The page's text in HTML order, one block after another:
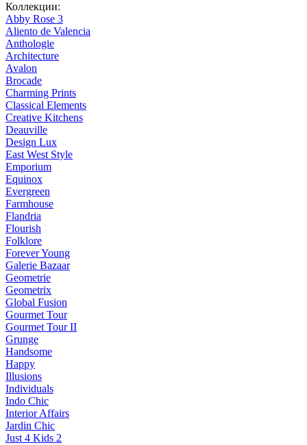
Коллекции:
Abby Rose 3
Aliento de Valencia
Anthologie
Architecture
Avalon
Brocade
Charming Prints
Classical Elements
Creative Kitchens
Deauville
Design Lux
East West Style
Emporium
Equinox
Evergreen
Farmhouse
Flandria
Flourish
Folklore
Forever Young
Galerie Bazaar
Geometrie
Geometrix
Global Fusion
Gourmet Tour
Gourmet Tour II
Grunge
Handsome
Happy
Illusions
Individuals
Indo Chic
Interior Affairs
Jardin Chic
Just 4 Kids 2